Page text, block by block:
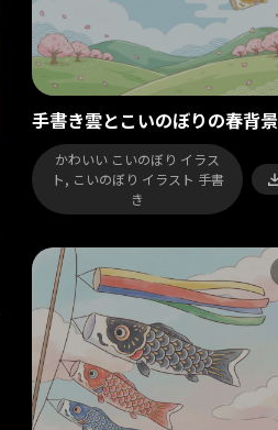
手書き雲とこいのぼりの春背景
かわいい こいのぼり イラス
ト, こいのぼり イラスト 手書
き